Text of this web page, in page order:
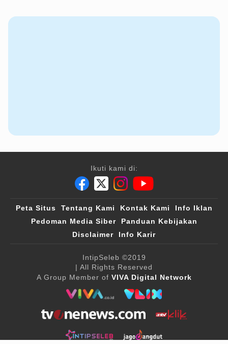
Ikuti kami di:
Peta Situs Tentang Kami Kontak Kami
Info Iklan
Pedoman Media Siber
Panduan Kebijakan
Disclaimer
Info Karir
IntipSeleb ©2019
| All Rights Reserved
A Group Member of VIVA Digital Network